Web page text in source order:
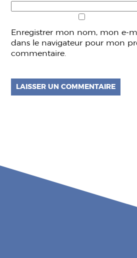
Enregistrer mon nom, mon e-
dans le navigateur pour mon
commentaire.